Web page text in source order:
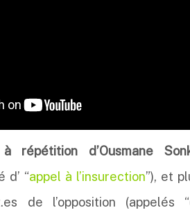
répétition d’Ousmane
d’ “appel à l’insurection”), et
de l’opposition (appelés “